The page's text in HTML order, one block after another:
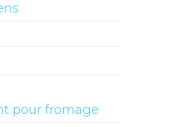
pour fromage